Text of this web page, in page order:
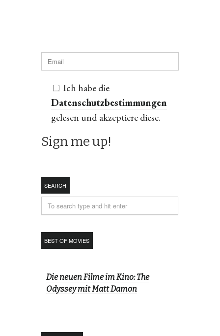
Ich habe die
Datenschutzbestimmungen
gelesen und akzeptiere diese.
SEARCH
BEST OF MOVIES
Die neuen Filme im Kino: The
Odyssey mit Matt Damon